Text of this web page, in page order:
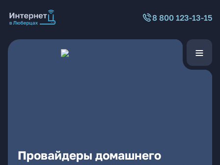
8 800 123-13-15
Провайдеры домашнего